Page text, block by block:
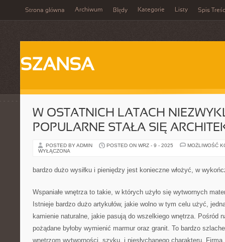
Strona główna Archiwum Błędy Kategorie Listy Spis
SZANSA
W OSTATNICH LATACH
POPULARNE STAŁA SIĘ
POSTED BY ADMIN POSTED ON WRZ - 9 - 2025
MOŻLIWOŚĆ
WYŁĄCZONA
bardzo dużo wysiłku i pieniędzy jest konieczne włożyć, w
Wspaniałe wnętrza to takie, w których użyło się wytwornych
Istnieje bardzo dużo artykułów, jakie wolno w tym celu użyć,
kamienie naturalne, jakie pasują do wszelkiego wnętrza. Pośród
pożądane byłoby wymienić marmur oraz granit. To bardzo
wnętrzom wytworności, szyku, i niesłychanego charakteru.